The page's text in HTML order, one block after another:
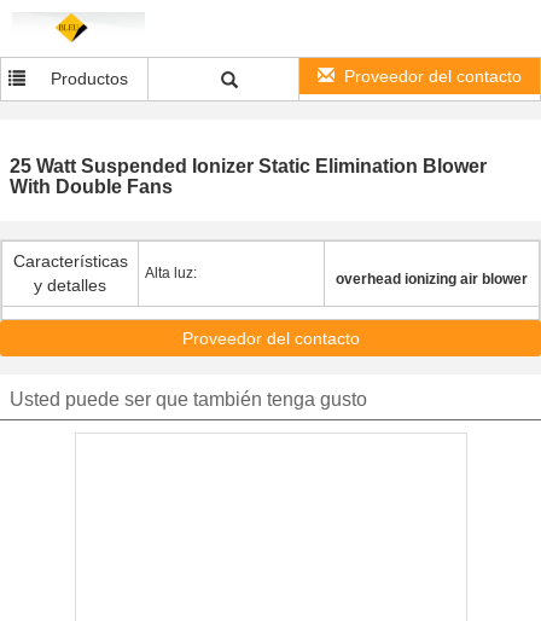
Productos Proveedor del contacto
25 Watt Suspended Ionizer Static Elimination Blower
With Double Fans
Características
y detalles
Alta luz: overhead ionizing air blower
Proveedor del contacto
Usted puede ser que también tenga gusto